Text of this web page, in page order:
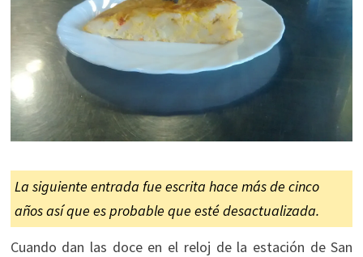
La siguiente entrada fue escrita hace más de cinco
años así que es probable que esté desactualizada.
Cuando dan las doce en el reloj de la estación de San